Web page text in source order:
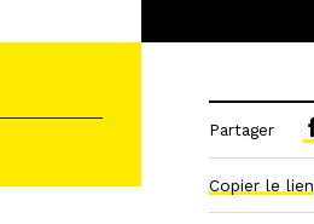
Partager
Copier le lien